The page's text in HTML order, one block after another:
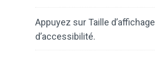
Appuyez sur Taille d’affichage
d’accessibilité.